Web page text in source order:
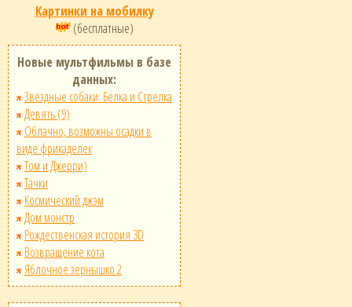
Картинки на мобилку
(бесплатные)
Новые мультфильмы в базе
данных:
Звёздные собаки: Белка и Стрелка
Девять (9)
Облачно, возможны осадки в
виде фрикаделек
Том и Джерри)
Тачки
Космический джэм
Дом монстр
Рождественская история 3D
Возвращение кота
Яблочное зернышко 2